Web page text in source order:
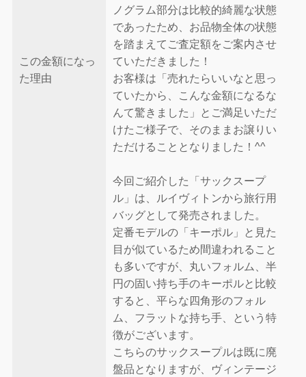
この金額になっ
た理由
ノグラム部分は比較的綺麗な状態
であったため、お品物全体の状態
を踏まえてご査定額をご案内させ
ていただきました！
お客様は「売れたらいいなと思っ
ていたから、こんな金額になるな
んて驚きました」とご満足いただ
けたご様子で、そのままお譲りい
ただけることとなりました！^^
今回ご紹介した「サックスープ
ル」は、ルイヴィトンから旅行用
バッグとして発売されました。
定番モデルの「キーポル」と見た
目が似ているため間違われること
も多いですが、丸いフォルム、半
円の固い持ち手のキーポルと比較
すると、平らな四角形のフォル
ム、フラットな持ち手、という特
徴がございます。
こちらのサックスープルは既に廃
盤品となりますが、ヴィンテージ